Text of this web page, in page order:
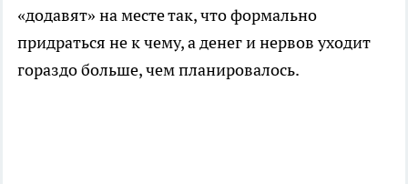
«додавят» на месте так, что формально
придраться не к чему, а денег и нервов уходит
гораздо больше, чем планировалось.